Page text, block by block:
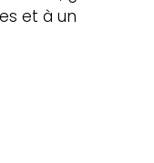
et à un